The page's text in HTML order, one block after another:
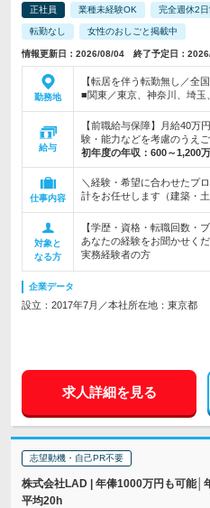
正社員 業種未経験OK 完全週休2日
転勤なし 女性のおしごと掲載中
情報更新日：2026/08/04 終了予定日：
勤務地
【転居を伴う転勤無し／全
■関東／東京、神奈川、埼玉
給与
【前職給与保障】月給40
験・能力などを考慮のうえ
初年度の年収： 600～1,200
仕事内容
＼経験・希望に合わせたプ
計をお任せします（建築・
対象と
なる方
【学歴・資格・転職回数
あなたの経験をお聞かせく
実務経験者の方
企業データ
設立：2017年7月／本社所在地：東京都
求人詳細を見る
志望動機・自己PR不要
株式会社LAD | 年俸1000万円も可能│
平均20h